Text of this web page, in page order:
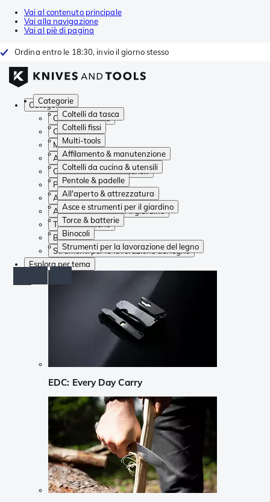
Vai al contenuto principale
Vai alla navigazione
Vai al piè di pagina
Ordina entro le 18:30, invio il giorno stesso
Categorie
Coltelli da tasca
Coltelli fissi
Multi-tools
Affilamento & manutenzione
Coltelli da cucina & utensili
Pentole & padelle
All'aperto & attrezzatura
Asce e strumenti per il giardino
Torce & batterie
Binocoli
Strumenti per la lavorazione del legno
Categorie
Coltelli da tasca
Coltelli fissi
Multi-tools
Affilamento & manutenzione
Coltelli da cucina & utensili
Pentole & padelle
All'aperto & attrezzatura
Asce e strumenti per il giardino
Torce & batterie
Binocoli
Strumenti per la lavorazione del legno
Esplora per tema
EDC: Every Day Carry